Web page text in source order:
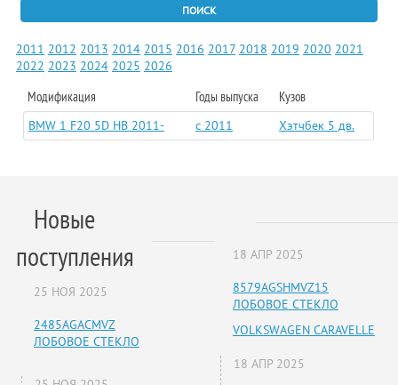
ПОИСК
2011 2012 2013 2014 2015 2016 2017 2018 2019 2020 2021
2022 2023 2024 2025 2026
Модификация Годы выпуска Кузов
BMW 1 F20 5D HB 2011- c 2011 Хэтчбек 5 дв.
Новые
поступления
25 НОЯ 2025
2485AGACMVZ
ЛОБОВОЕ СТЕКЛО
18 АПР 2025
8579AGSHMVZ15
ЛОБОВОЕ СТЕКЛО
VOLKSWAGEN CARAVELLE
18 АПР 2025